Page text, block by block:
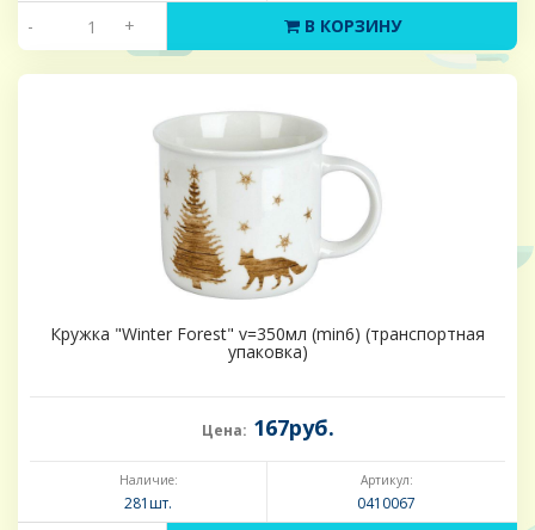
- + В КОРЗИНУ
Кружка "Winter Forest" v=350мл (min6) (транспортная
упаковка)
Цена: 167руб.
Наличие:
281шт.
Артикул:
0410067